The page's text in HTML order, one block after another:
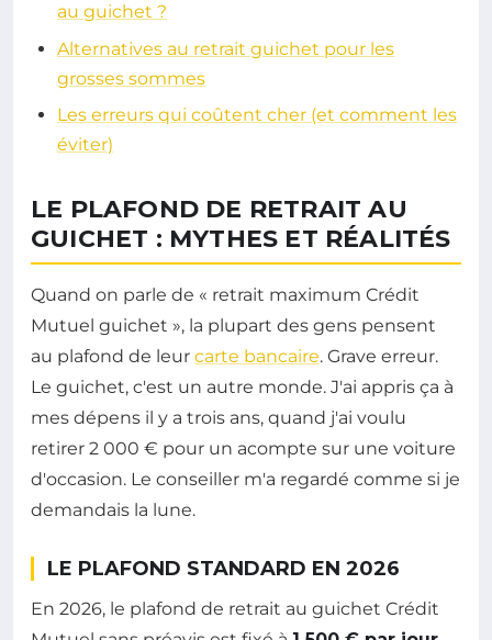
au guichet ?
Alternatives au retrait guichet pour les
grosses sommes
Les erreurs qui coûtent cher (et comment les
éviter)
LE PLAFOND DE RETRAIT AU
GUICHET : MYTHES ET RÉALITÉS
Quand on parle de « retrait maximum Crédit
Mutuel guichet », la plupart des gens pensent
au plafond de leur carte bancaire. Grave erreur.
Le guichet, c'est un autre monde. J'ai appris ça à
mes dépens il y a trois ans, quand j'ai voulu
retirer 2 000 € pour un acompte sur une voiture
d'occasion. Le conseiller m'a regardé comme si je
demandais la lune.
LE PLAFOND STANDARD EN 2026
En 2026, le plafond de retrait au guichet Crédit